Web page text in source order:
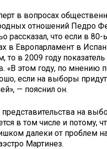
в вопросах
отношений Педро
рассказал, что если в 80-
в Европарламент в
то в 2009 году
«В этом году, по мнению
если на выборы
— пояснил он.
на
в том числе и потому,
далеки от проблем
Мартинез.